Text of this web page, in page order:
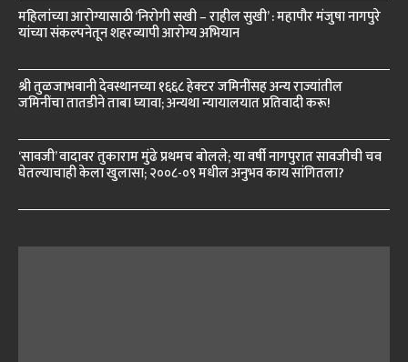
महिलांच्या आरोग्यासाठी ‘निरोगी सखी – राहील सुखी’ : महापौर मंजुषा नागपुरे
यांच्या संकल्पनेतून शहरव्यापी आरोग्य अभियान
श्री तुळजाभवानी देवस्थानच्या १६६८ हेक्टर जमिनींसह अन्य राज्यांतील
जमिनींचा तातडीने ताबा घ्यावा; अन्यथा न्यायालयात प्रतिवादी करू!
‘सावजी’ वादावर तुकाराम मुंढे प्रथमच बोलले; या वर्षी नागपुरात सावजीची चव
घेतल्याचाही केला खुलासा; २००८-०९ मधील अनुभव काय सांगितला?